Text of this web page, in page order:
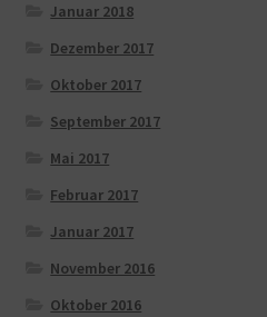
Januar 2018
Dezember 2017
Oktober 2017
September 2017
Mai 2017
Februar 2017
Januar 2017
November 2016
Oktober 2016